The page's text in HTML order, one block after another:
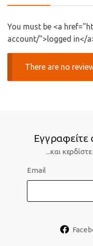
You must be <a
account/">logged in</
There are no
...και κερδίστε
Email